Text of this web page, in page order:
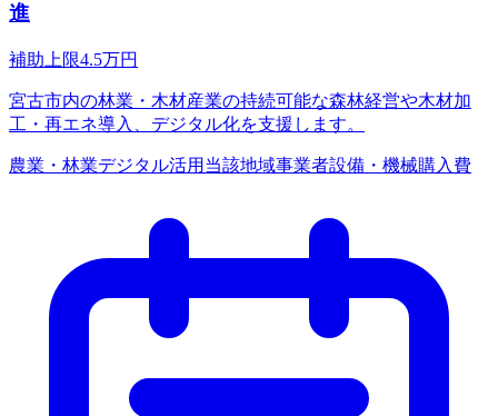
進
補助上限4.5万円
宮古市内の林業・木材産業の持続可能な森林経営や木材加
工・再エネ導入、デジタル化を支援します。
農業・林業デジタル活用 当該地域事業者設備・機械購入費